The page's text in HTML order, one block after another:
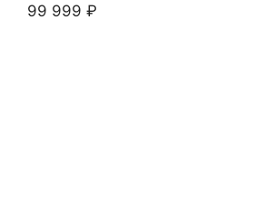
99 999 ₽